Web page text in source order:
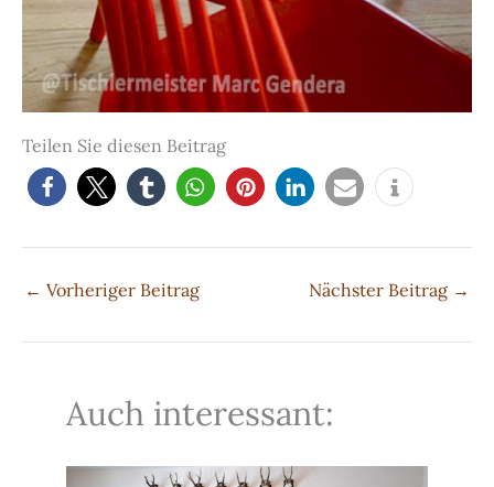
Teilen Sie diesen Beitrag
← Vorheriger Beitrag Nächster Beitrag →
Auch interessant: